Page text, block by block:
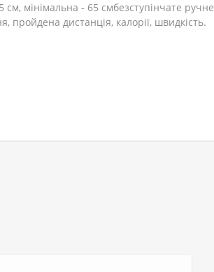
мінімальна - 65 смбезступінчате ручне
дистанція, калорії, швидкість.